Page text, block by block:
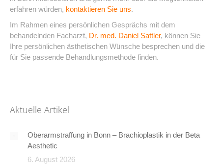
erfahren würden, kontaktieren Sie uns.
Im Rahmen eines persönlichen Gesprächs mit dem
behandelnden Facharzt, Dr. med. Daniel Sattler, können Sie
Ihre persönlichen ästhetischen Wünsche besprechen und die
für Sie passende Behandlungsmethode finden.
Aktuelle Artikel
Oberarmstraffung in Bonn – Brachioplastik in der Beta
Aesthetic
6. August 2026